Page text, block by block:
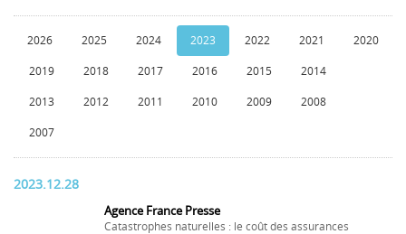
2026 2025 2024 2023 2022 2021 2020
2019 2018 2017 2016 2015 2014
2013 2012 2011 2010 2009 2008
2007
2023.12.28
Agence France Presse
Catastrophes naturelles : le coût des assurances